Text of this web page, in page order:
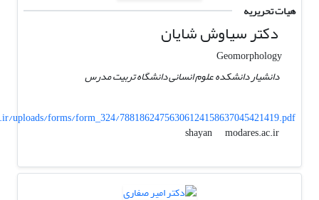
هیات تحریریه
دکتر سیاوش شایان
Geomorphology
دانشیار دانشکده علوم انسانی دانشگاه تربیت مدرس
uploads/forms/form_324/78818624756306124158637045421419.pdf
shayan
modares.ac.ir